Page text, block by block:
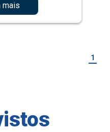
mais
1